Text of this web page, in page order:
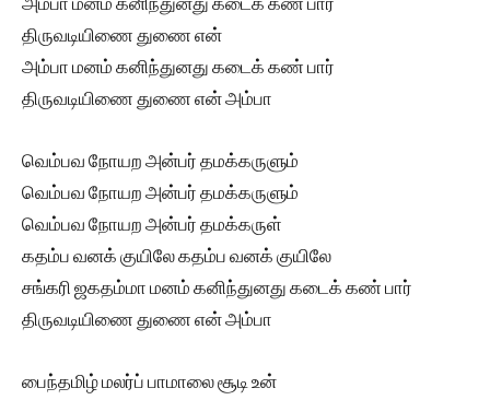
திருவடியிணை துணை என்
அம்பா மனம் கனிந்துனது கடைக் கண் பார்
திருவடியிணை துணை என் அம்பா
வெம்பவ நோயற அன்பர் தமக்கருளும்
வெம்பவ நோயற அன்பர் தமக்கருளும்
வெம்பவ நோயற அன்பர் தமக்கருள்
கதம்ப வனக் குயிலே கதம்ப வனக் குயிலே
சங்கரி ஜகதம்மா மனம் கனிந்துனது கடைக் கண் பார்
திருவடியிணை துணை என் அம்பா
பைந்தமிழ் மலர்ப் பாமாலை சூடி உன்